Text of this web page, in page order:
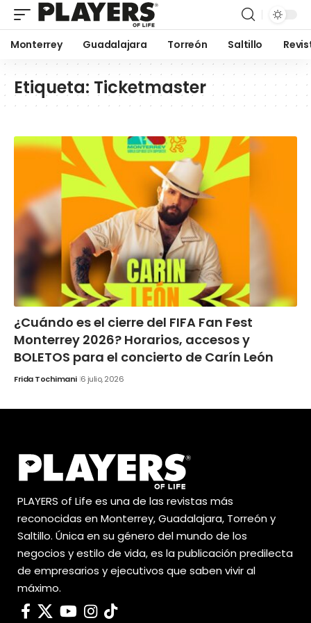
Monterrey Guadalajara Torreón Saltillo
Etiqueta: Ticketmaster
¿Cuándo es el cierre del FIFA Fan Fest
Monterrey 2026? Horarios, accesos y
BOLETOS para el concierto de Carín León
Frida Tochimani 6 julio, 2026
PLAYERS of Life es una de las revistas más
reconocidas en Monterrey, Guadalajara, Torreón y
Saltillo. Única en su género del mundo de los
negocios y estilo de vida, es la publicación predilecta
de empresarios y ejecutivos que saben vivir al
máximo.